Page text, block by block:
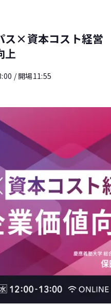
ス×資本コスト経営
上
/ 開場11:55